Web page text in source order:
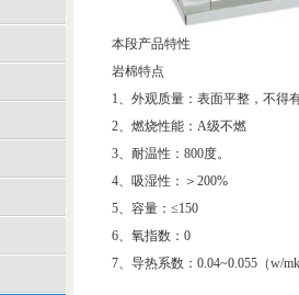
本段产品特性
岩棉特点
1、外观质量：表面平整，不得
2、燃烧性能：A级不燃
3、耐温性：800度。
4、吸湿性：＞200%
5、容量：≤150
6、氧指数：0
7、导热系数：0.04~0.055（w/